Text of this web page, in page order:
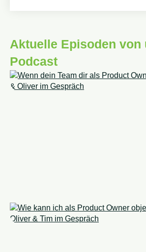
Aktuelle Episoden von
Podcast